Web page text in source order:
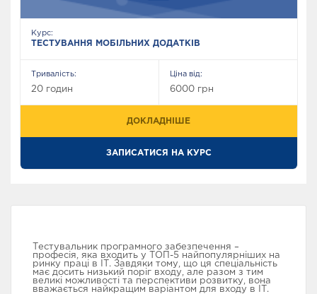
Курс:
ТЕСТУВАННЯ МОБІЛЬНИХ ДОДАТКІВ
Тривалість:
20 годин
Ціна від:
6000 грн
ДОКЛАДНІШЕ
ЗАПИСАТИСЯ НА КУРС
Тестувальник програмного забезпечення –
професія, яка входить у ТОП-5 найпопулярніших на
ринку праці в ІТ. Завдяки тому, що ця спеціальність
має досить низький поріг входу, але разом з тим
великі можливості та перспективи розвитку, вона
вважається найкращим варіантом для входу в ІТ.